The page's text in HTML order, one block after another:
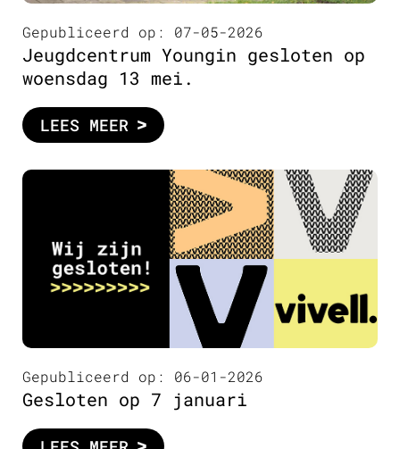
Gepubliceerd op: 07-05-2026
Jeugdcentrum Youngin gesloten op
woensdag 13 mei.
LEES MEER
Gepubliceerd op: 06-01-2026
Gesloten op 7 januari